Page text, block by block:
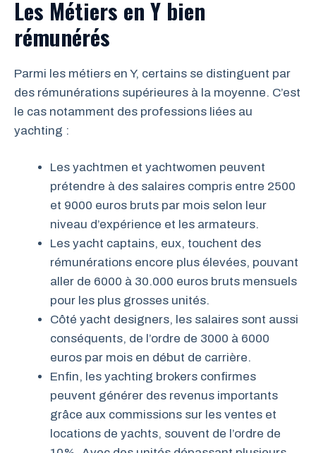
Les Métiers en Y bien
rémunérés
Parmi les métiers en Y, certains se distinguent par
des rémunérations supérieures à la moyenne. C’est
le cas notamment des professions liées au
yachting :
Les yachtmen et yachtwomen peuvent
prétendre à des salaires compris entre 2500
et 9000 euros bruts par mois selon leur
niveau d’expérience et les armateurs.
Les yacht captains, eux, touchent des
rémunérations encore plus élevées, pouvant
aller de 6000 à 30.000 euros bruts mensuels
pour les plus grosses unités.
Côté yacht designers, les salaires sont aussi
conséquents, de l’ordre de 3000 à 6000
euros par mois en début de carrière.
Enfin, les yachting brokers confirmes
peuvent générer des revenus importants
grâce aux commissions sur les ventes et
locations de yachts, souvent de l’ordre de